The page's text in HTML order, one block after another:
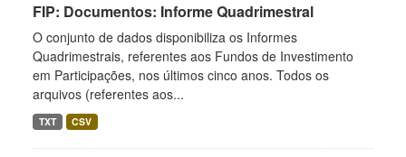
FIP: Documentos: Informe Quadrimestral
O conjunto de dados disponibiliza os Informes
Quadrimestrais, referentes aos Fundos de Investimento
em Participações, nos últimos cinco anos. Todos os
arquivos (referentes aos...
TXT CSV